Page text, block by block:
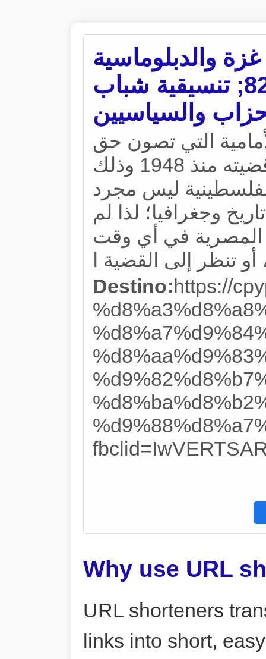
غزة والدبلوماسية
المصرية &#8211; تنسيقية شباب
والسياسيين
التي تصون حق
الشعب الفلسطيني في قضيته منذ 1948 وذلك
ليس مجرد
وجغرافيا؛ لذا لم
المصرية في أي وقت
تنظر إلى القضية ا
Destino:https://
Why use URL
URL shorteners
links into short,